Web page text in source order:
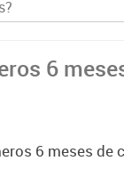
6
6 meses de